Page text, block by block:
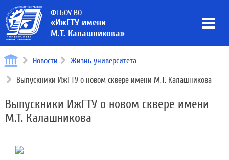
ФГБОУ ВО
«ИжГТУ имени
М.Т. Калашникова»
Новости Жизнь университета
Выпускники ИжГТУ о новом сквере имени М.Т. Калашникова
Выпускники ИжГТУ о новом сквере имени
М.Т. Калашникова